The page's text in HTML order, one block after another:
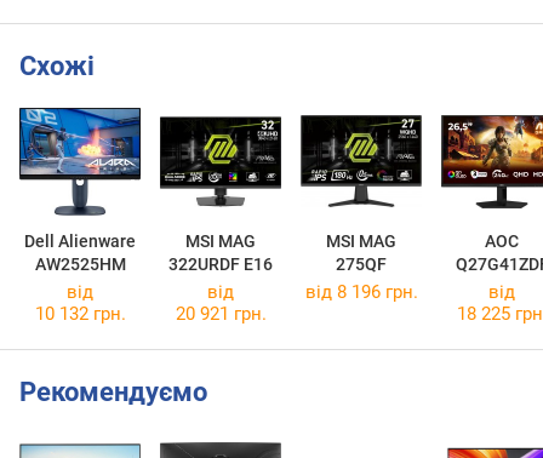
Схожі
Dell Alienware
AW2525HM
MSI MAG
322URDF E16
MSI MAG
275QF
AOC
від
10 132 грн.
від
20 921 грн.
від 8 196 грн.
від
18 225
Рекомендуємо